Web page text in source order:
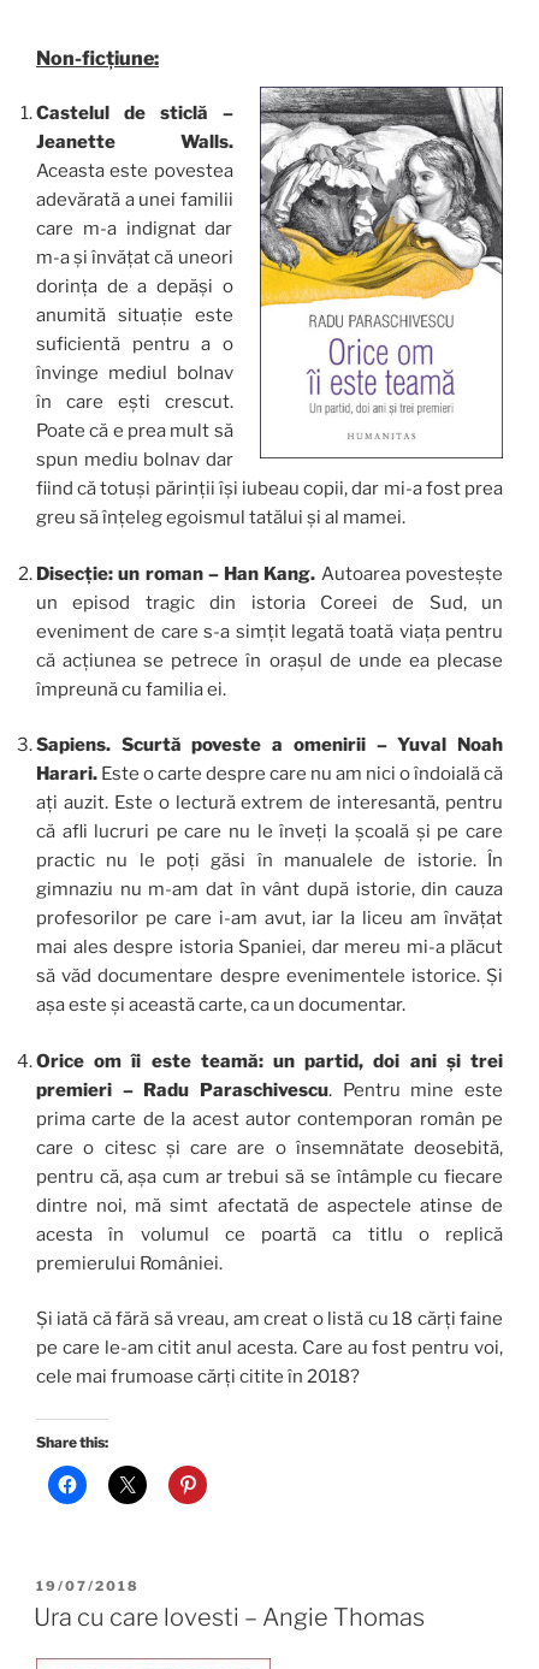
Non-ficțiune:
Castelul de sticlă –
Jeanette Walls.
Aceasta este povestea
adevărată a unei familii
care m-a indignat dar
m-a și învățat că uneori
dorința de a depăși o
anumită situație este
suficientă pentru a o
învinge mediul bolnav
în care ești crescut.
Poate că e prea mult să
spun mediu bolnav dar
fiind că totuși părinții își iubeau copii, dar mi-a fost prea
greu să înțeleg egoismul tatălui și al mamei.
Disecție: un roman – Han Kang. Autoarea povestește
un episod tragic din istoria Coreei de Sud, un
eveniment de care s-a simțit legată toată viața pentru
că acțiunea se petrece în orașul de unde ea plecase
împreună cu familia ei.
Sapiens. Scurtă poveste a omenirii – Yuval Noah
Harari. Este o carte despre care nu am nici o îndoială că
ați auzit. Este o lectură extrem de interesantă, pentru
că afli lucruri pe care nu le înveți la școală și pe care
practic nu le poți găsi în manualele de istorie. În
gimnaziu nu m-am dat în vânt după istorie, din cauza
profesorilor pe care i-am avut, iar la liceu am învățat
mai ales despre istoria Spaniei, dar mereu mi-a plăcut
să văd documentare despre evenimentele istorice. Și
așa este și această carte, ca un documentar.
Orice om îi este teamă: un partid, doi ani și trei
premieri – Radu Paraschivescu. Pentru mine este
prima carte de la acest autor contemporan român pe
care o citesc și care are o însemnătate deosebită,
pentru că, așa cum ar trebui să se întâmple cu fiecare
dintre noi, mă simt afectată de aspectele atinse de
acesta în volumul ce poartă ca titlu o replică
premierului României.
Și iată că fără să vreau, am creat o listă cu 18 cărți faine
pe care le-am citit anul acesta. Care au fost pentru voi,
cele mai frumoase cărți citite în 2018?
Share this:
POSTED
ON
19/07/2018
Ura cu care lovesti – Angie Thomas